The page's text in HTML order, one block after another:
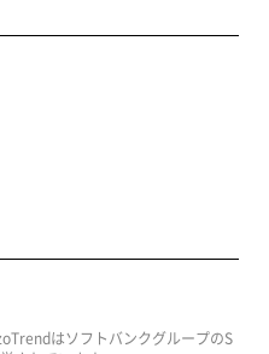
はソフトバンクグループのS